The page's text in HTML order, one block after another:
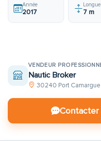
Année
2017 7 m
VENDEUR
Nautic Broker
30240 Port Camargue
Contacter